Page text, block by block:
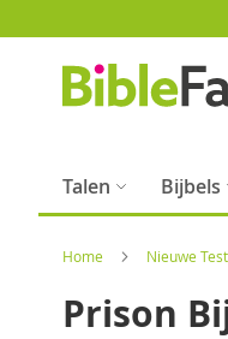
naar
de
inhoud
Talen Bijbels
Home Nieuwe
Prison